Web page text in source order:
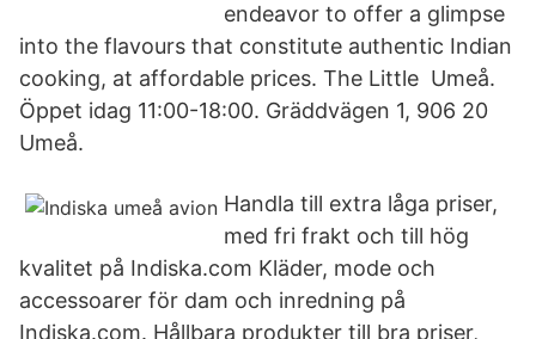
endeavor to offer a glimpse
into the flavours that constitute authentic Indian
cooking, at affordable prices. The Little Umeå.
Öppet idag 11:00-18:00. Gräddvägen 1, 906 20
Umeå.
Handla till extra låga priser,
med fri frakt och till hög
kvalitet på Indiska.com Kläder, mode och
accessoarer för dam och inredning på
Indiska.com. Hållbara produkter till bra priser,